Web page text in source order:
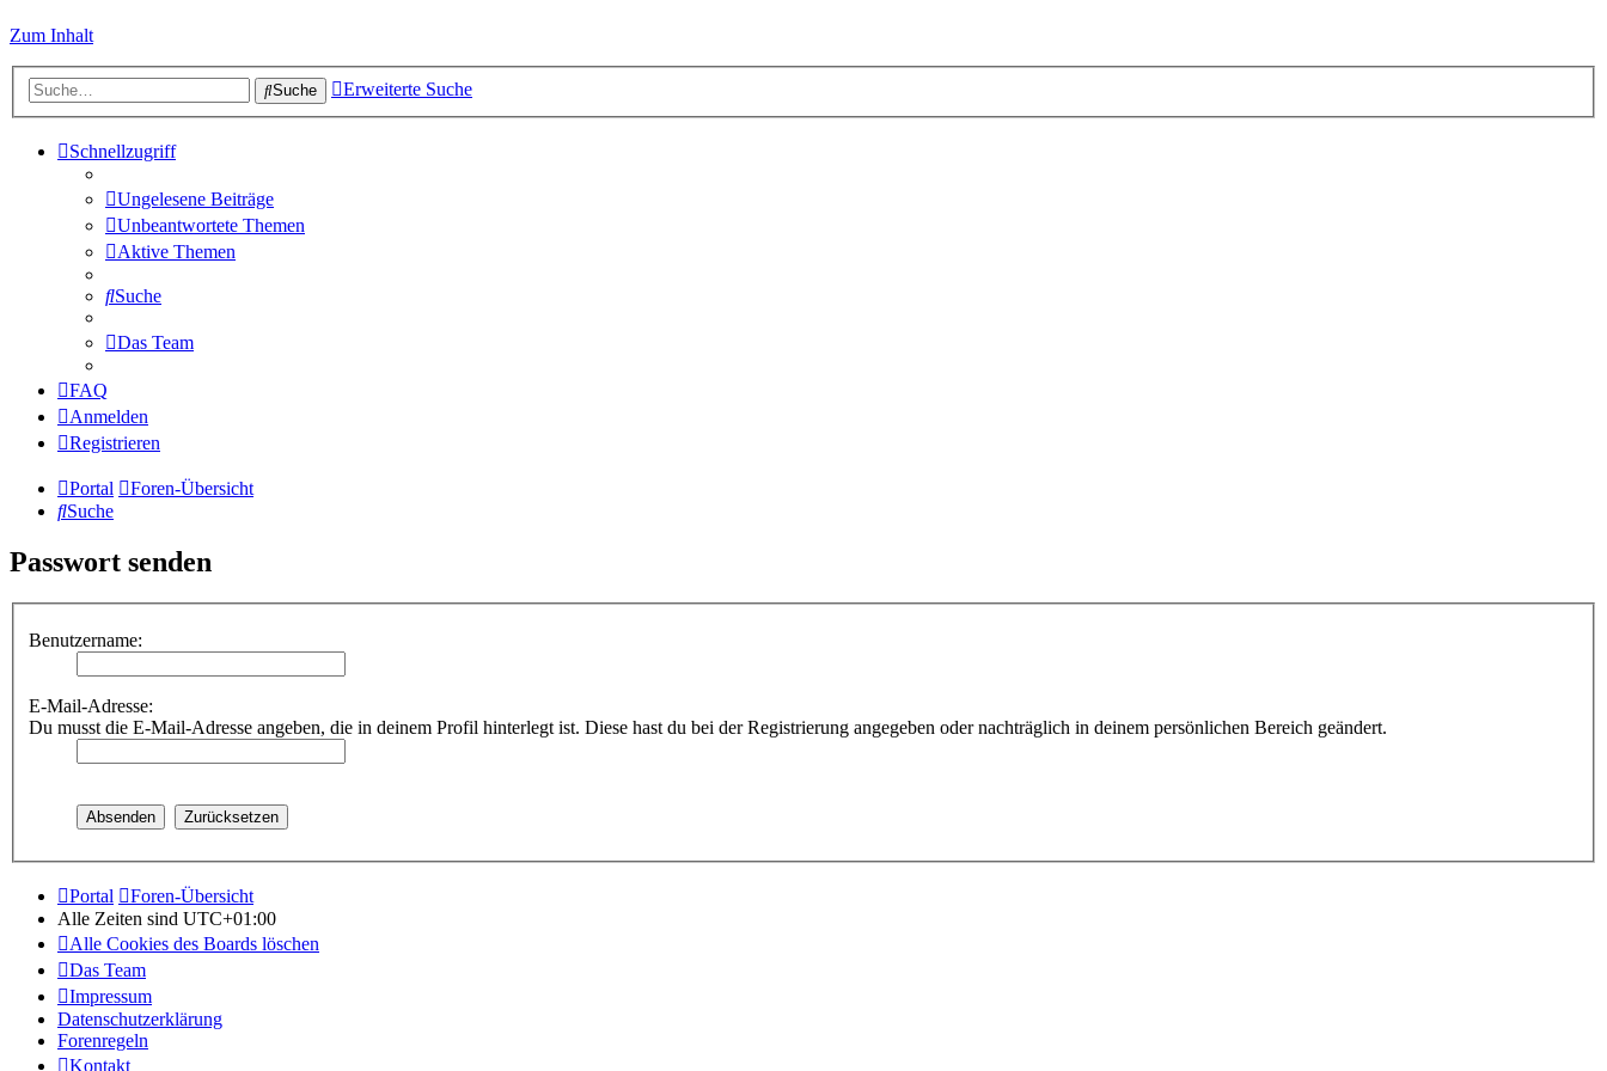
Zum Inhalt
Suche Erweiterte Suche
Schnellzugriff
Ungelesene Beiträge
Unbeantwortete Themen
Aktive Themen
Suche
Das Team
FAQ
Anmelden
Registrieren
Portal
Foren-Übersicht
Suche
Passwort senden
Benutzername:
E-Mail-Adresse:
Du musst die E-Mail-Adresse angeben, die in deinem Profil hinterlegt ist. Diese hast du bei der Registrierung angegeben oder nachträglich in deinem persönlichen Bereich geändert.
Portal
Foren-Übersicht
Alle Zeiten sind UTC+01:00
Alle Cookies des Boards löschen
Das Team
Impressum
Datenschutzerklärung
Forenregeln
Kontakt